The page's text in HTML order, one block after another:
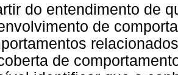
do entendimento de
de
de